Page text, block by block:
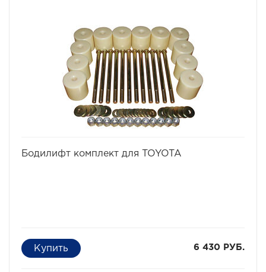
Бодилифт комплект для TOYOTA
6 430 РУБ.